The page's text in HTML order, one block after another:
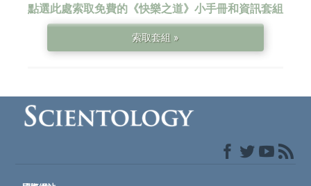
點選此處索取免費的 《快樂之道》 小手冊和資訊套組
索取套組 »